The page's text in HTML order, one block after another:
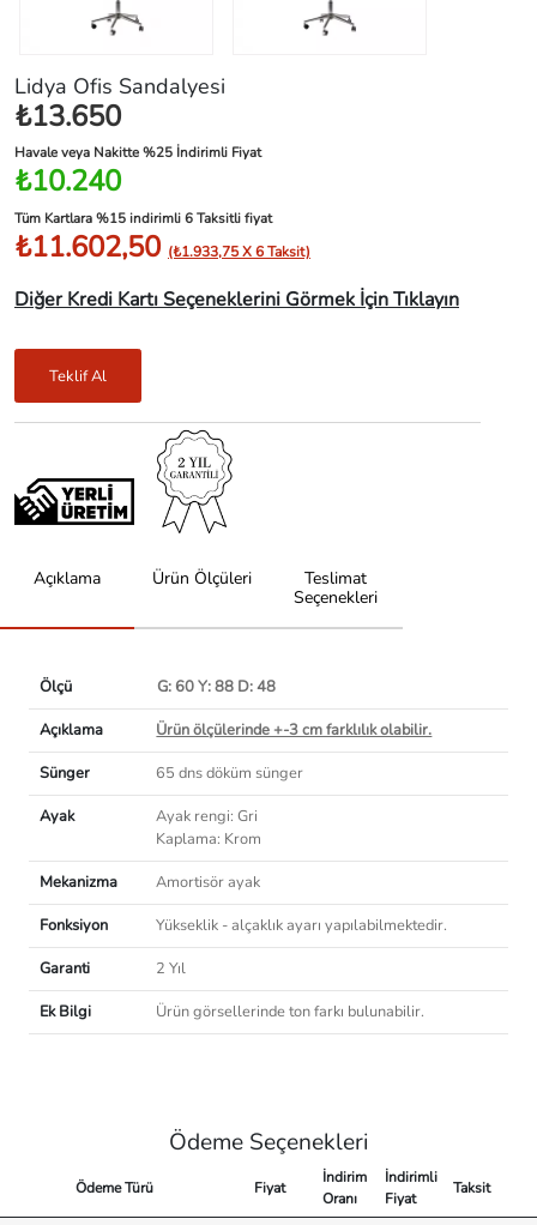
Lidya Ofis Sandalyesi
₺13.650
Havale veya Nakitte %25 İndirimli Fiyat
₺10.240
Tüm Kartlara %15 indirimli 6 Taksitli fiyat
₺11.602,50 (₺1.933,75 X 6 Taksit)
Diğer Kredi Kartı Seçeneklerini Görmek İçin Tıklayın
Teklif Al
Açıklama Ürün Ölçüleri
Teslimat
Seçenekleri
Ölçü
G: 60 Y: 88 D: 48
Açıklama
Ürün ölçülerinde +-3 cm farklılık olabilir.
Sünger
65 dns döküm sünger
Ayak
Ayak rengi: Gri
Kaplama: Krom
Mekanizma
Amortisör ayak
Fonksiyon
Yükseklik - alçaklık ayarı yapılabilmektedir.
Garanti
2 Yıl
Ek Bilgi
Ürün görsellerinde ton farkı bulunabilir.
Ödeme Seçenekleri
Ödeme Türü Fiyat
İndirim
Oranı
İndirimli
Fiyat
Taksit